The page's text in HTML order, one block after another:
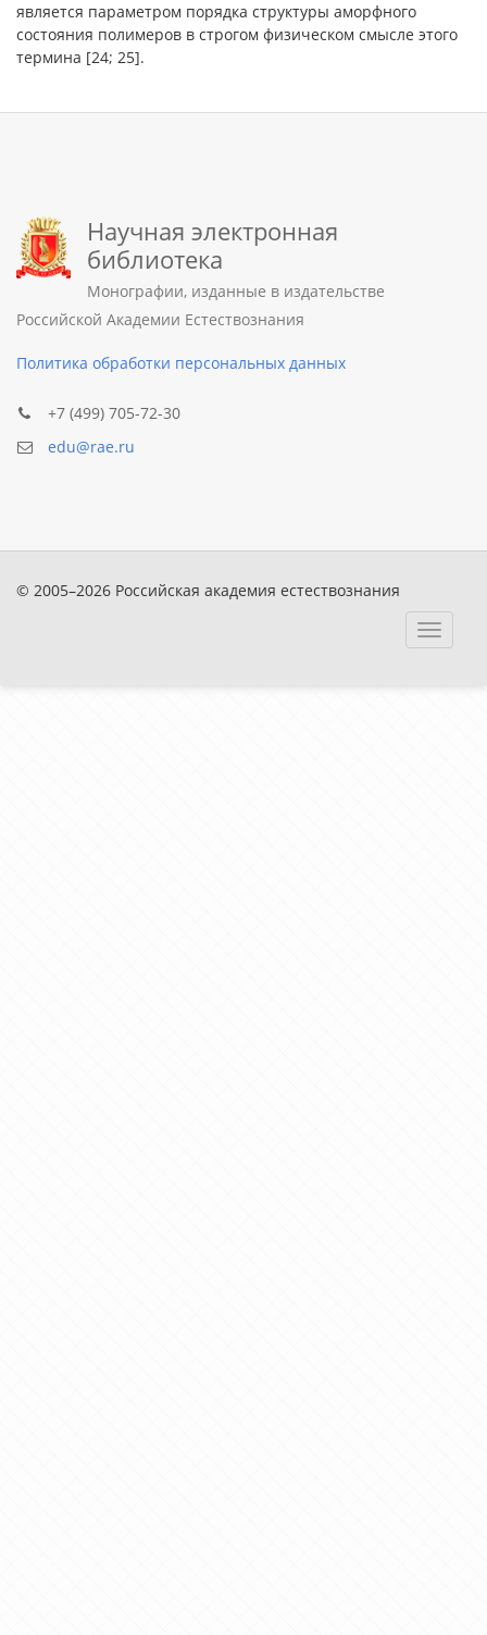
является параметром порядка структуры аморфного
состояния полимеров в строгом физическом смысле этого
термина [24; 25].
Научная электронная
библиотека
Монографии, изданные в издательстве
Российской Академии Естествознания
Политика обработки персональных данных
+7 (499) 705-72-30
edu@rae.ru
© 2005–2026 Российская академия естествознания
Toggle